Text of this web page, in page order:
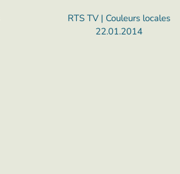
RTS TV | Couleurs locales
22.01.2014